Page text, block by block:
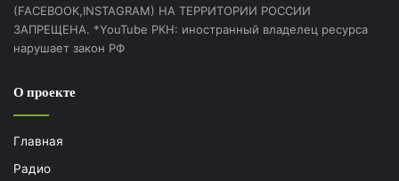
(FACEBOOK,INSTAGRAM) НА ТЕРРИТОРИИ РОССИИ
ЗАПРЕЩЕНА. *YouTube РКН: иностранный владелец ресурса
нарушает закон РФ
О проекте
Главная
Радио